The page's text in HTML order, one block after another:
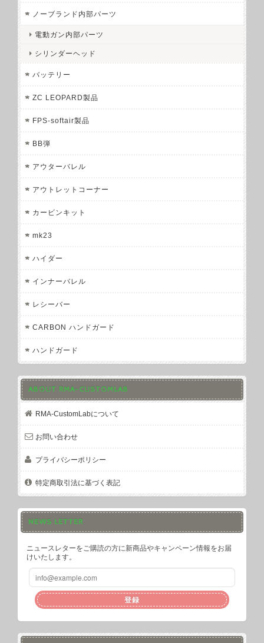
ノーブランド内部パーツ
電動ガン内部パーツ
シリンダーヘッド
バッテリー
ZC LEOPARD製品
FPS-softair製品
BB弾
アウターバレル
アウトレットコーナー
カービンキット
mk23
ハイダー
インナーバレル
レシーバー
CARBON ハンドガード
ハンドガード
ABOUT RMA-CUSTOMLAB
RMA-CustomLabについて
お問い合わせ
プライバシーポリシー
特定商取引法に基づく表記
NEWS LETTER
ニュースレターをご購読の方に新商品やキャンペーン情報をお届
けいたします。
登録